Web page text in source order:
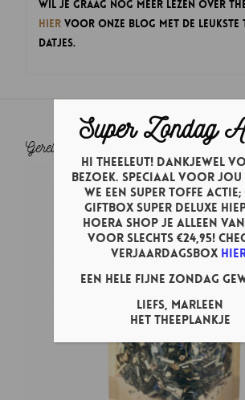
Wil je graag nog meer lezen over
hier voor onze blog met de leukste
datjes.
Gerelateerde producten
Super Zondag
Hi theeleut! Dankjewel
bezoek. Speciaal voor jou
we een super toffe actie;
Giftbox Super Deluxe
Hoera shop je ALLEEN
voor slechts €24,95!
verjaardagsbox
Een hele fijne zondag
Liefs, Marleen
Het Theeplankje